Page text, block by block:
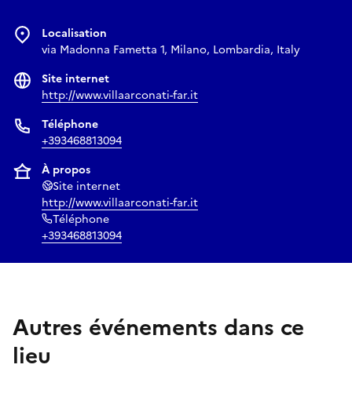
Localisation
via Madonna Fametta 1, Milano, Lombardia, Italy
Site internet
http://www.villaarconati-far.it
Téléphone
+393468813094
À propos
Site internet
http://www.villaarconati-far.it
Téléphone
+393468813094
Autres événements dans ce
lieu